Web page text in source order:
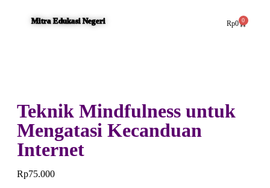
Rp0 0
Mitra Edukasi Negeri
Teknik Mindfulness untuk
Mengatasi Kecanduan
Internet
Rp75.000